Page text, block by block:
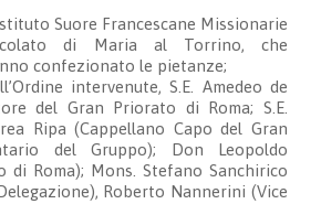
Suore Francescane Missionarie
di Maria al Torrino, che
confezionato le pietanze;
intervenute, S.E. Amedeo de
del Gran Priorato di Roma; S.E.
Ripa (Cappellano Capo del Gran
del Gruppo); Don Leopoldo
di Roma); Mons. Stefano Sanchirico
Roberto Nannerini (Vice